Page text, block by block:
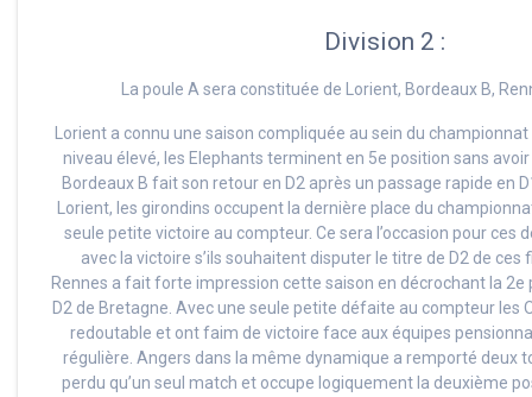
Division 2 :
La poule A sera constituée de Lorient, Bordeaux B,
Lorient a connu une saison compliquée au sein du
niveau élevé, les Elephants terminent en 5e position sans
Bordeaux B fait son retour en D2 après un passage rapide en
Lorient, les girondins occupent la dernière place du
seule petite victoire au compteur. Ce sera l’occasion pour ces
avec la victoire s’ils souhaitent disputer le titre de D2 de ces
Rennes a fait forte impression cette saison en décrochant la 2e
D2 de Bretagne. Avec une seule petite défaite au compteur les
redoutable et ont faim de victoire face aux équipes
régulière. Angers dans la même dynamique a remporté deux
perdu qu’un seul match et occupe logiquement la deuxième